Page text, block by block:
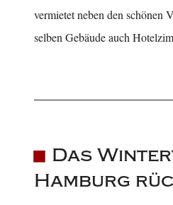
vermietet neben den schönen
selben Gebäude auch
Das
Hamburg